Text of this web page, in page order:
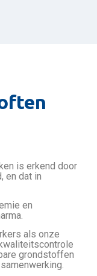
is erkend door
en dat in
en
als onze
grondstoffen